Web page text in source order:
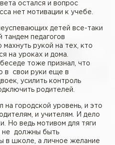
остался и вопрос
нет мотивации к учебе.
детей все-таки
тандем педагогов
махнуть рукой на тех, кто
на уроках и дома.
тоже признал, что
в свои руки еще в
усилить контроль
родителей.
городской уровень, и это
и учителям. И дело
Но ведь мотивом для тяги
не должны быть
в школе, а личное желание